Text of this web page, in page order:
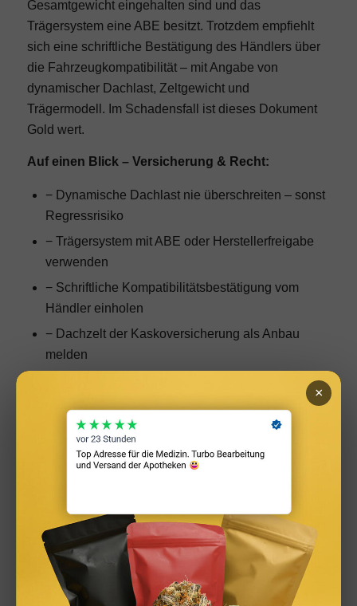
Gesamtgewicht eingehalten sind und das
Trägersystem eine ABE besitzt. Trotzdem empfiehlt
sich eine schriftliche Bestätigung des Händlers über
die Fahrzeugkompatibilität – mit Angabe von
dynamischer Dachlast, Zeltgewicht und
Trägermodell. Im Schadensfall ist dieses Dokument
Gold wert.
Auf einen Blick – Versicherung & Recht:
− Dynamische Dachlast nie überschreiten – sonst
Regressrisiko
− Trägersystem mit ABE oder Herstellerfreigabe
verwenden
− Schriftliche Kompatibilitätsbestätigung vom
Händler einholen
− Dachzelt der Kaskoversicherung als Anbau
melden
− Beladung im Zelt während der Fahrt: nur weiche
Dachzelt-Typen, Preisrahmen und was
Käufer regelmäßig unterschätzen
Dachzelt wirklich kostet – und warum die
Preisunterschiede so groß sind. Ein Budget-Import
aus Asien für 900 Euro und ein dynamisch getestetes
Hartschalenzelt einer europäischen Marke für 4.500
Euro sind nicht dasselbe Produkt in unterschiedlicher
×